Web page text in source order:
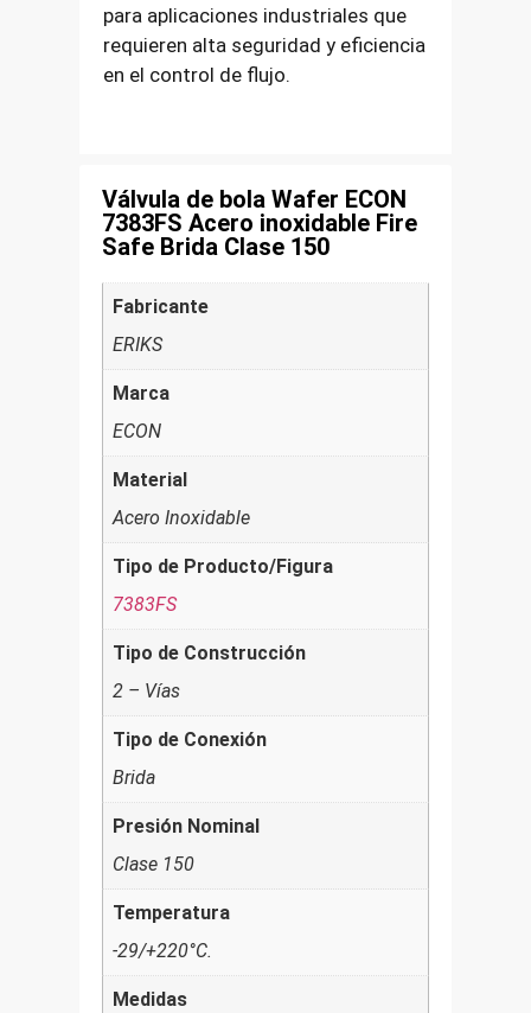
para aplicaciones industriales que
requieren alta seguridad y eficiencia
en el control de flujo.
Válvula de bola Wafer ECON
7383FS Acero inoxidable Fire
Safe Brida Clase 150
Fabricante
ERIKS
Marca
ECON
Material
Acero Inoxidable
Tipo de Producto/Figura
7383FS
Tipo de Construcción
2 – Vías
Tipo de Conexión
Brida
Presión Nominal
Clase 150
Temperatura
-29/+220°C.
Medidas